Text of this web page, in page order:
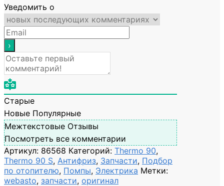
Уведомить о
Старые
Новые Популярные
Межтекстовые Отзывы
Посмотреть все комментарии
Артикул: 86568 Категорий: Thermo 90,
Thermo 90 S, Антифриз, Запчасти, Подбор
по отопителю, Помпы, Электрика Метки:
webasto, запчасти, оригинал